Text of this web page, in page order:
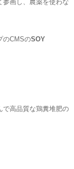
参画し、農薬を使わな
のCMSのSOY
で高品質な鶏糞堆肥の